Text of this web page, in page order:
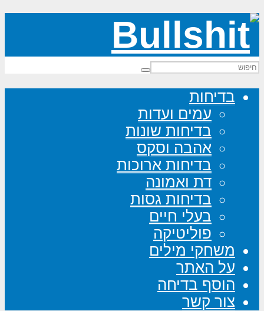
בדיחות
עמים ועדות
בדיחות שונות
אהבה וסקס
בדיחות ארוכות
דת ואמונה
בדיחות גסות
בעלי חיים
פוליטיקה
משחקי מילים
על האתר
הוסף בדיחה
צור קשר